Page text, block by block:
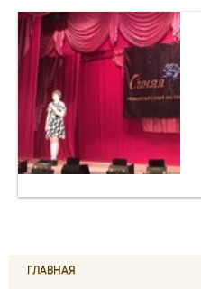
ГЛАВНАЯ